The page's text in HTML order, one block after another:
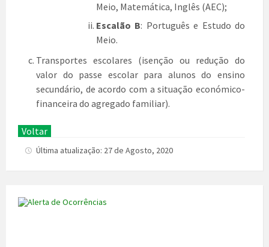
Meio, Matemática, Inglês (AEC);
Escalão B: Português e Estudo do
Meio.
Transportes escolares (isenção ou redução do
valor do passe escolar para alunos do ensino
secundário, de acordo com a situação económico-
financeira do agregado familiar).
Voltar
Última atualização: 27 de Agosto, 2020